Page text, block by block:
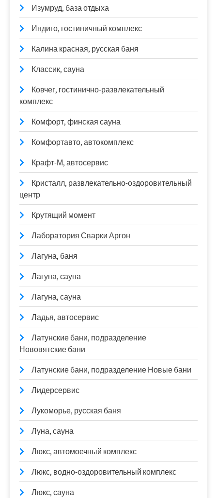
Изумруд, база отдыха
Индиго, гостиничный комплекс
Калина красная, русская баня
Классик, сауна
Ковчег, гостинично-развлекательный
комплекс
Комфорт, финская сауна
Комфортавто, автокомплекс
Крафт-М, автосервис
Кристалл, развлекательно-оздоровительный
центр
Крутящий момент
Лаборатория Сварки Аргон
Лагуна, баня
Лагуна, сауна
Лагуна, сауна
Ладья, автосервис
Латунские бани, подразделение
Нововятские бани
Латунские бани, подразделение Новые бани
Лидерсервис
Лукоморье, русская баня
Луна, сауна
Люкс, автомоечный комплекс
Люкс, водно-оздоровительный комплекс
Люкс, сауна